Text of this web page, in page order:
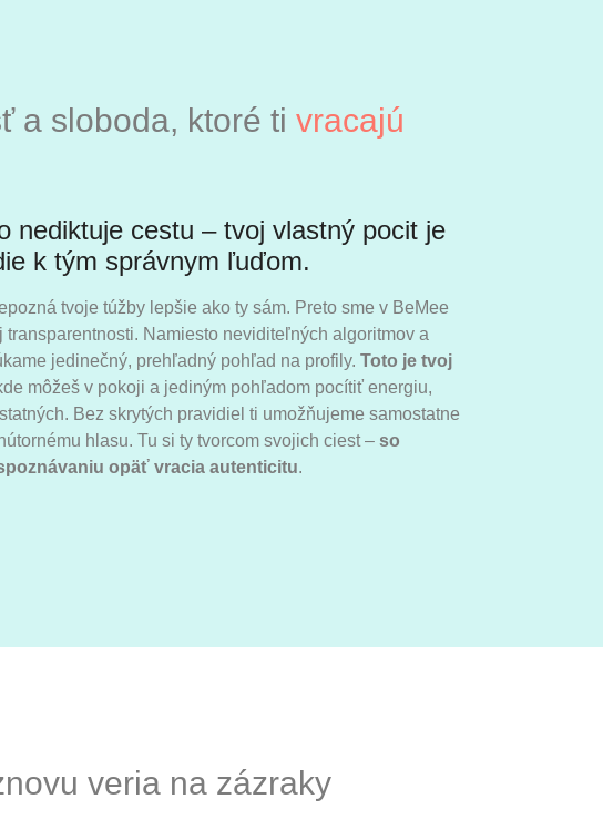
a sloboda, ktoré ti vracajú
nediktuje cestu – tvoj vlastný pocit je
k tým správnym ľuďom.
tvoje túžby lepšie ako ty sám. Preto sme v BeMee
transparentnosti. Namiesto neviditeľných algoritmov a
jedinečný, prehľadný pohľad na profily. Toto je tvoj
môžeš v pokoji a jediným pohľadom pocítiť energiu,
Bez skrytých pravidiel ti umožňujeme samostatne
hlasu. Tu si ty tvorcom svojich ciest – so
opäť vracia autenticitu.
veria na zázraky